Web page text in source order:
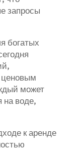
запросы
богатых
может
на воде,
к аренде